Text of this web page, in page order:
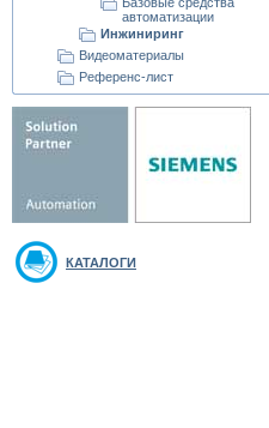
автоматизации
Инжиниринг
Видеоматериалы
Референс-лист
КАТАЛОГИ